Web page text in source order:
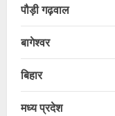
पौड़ी गढ़वाल
बागेश्वर
बिहार
मध्य प्रदेश